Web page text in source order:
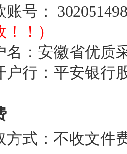
号：
！）
名：安徽省优质
户行：平安银行
方式：不收文件